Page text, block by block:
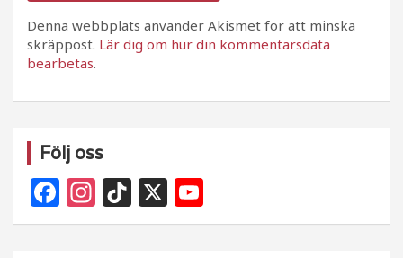
Denna webbplats använder Akismet för att minska
skräppost. Lär dig om hur din kommentarsdata
bearbetas.
Följ oss
F
a
In
st
Ti
k
X
o